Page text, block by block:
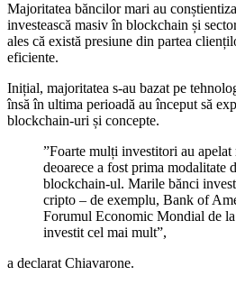
Majoritatea băncilor mari au
investească masiv în blockchain și
ales că există presiune din partea
eficiente.
Inițial, majoritatea s-au bazat pe
însă în ultima perioadă au început să
blockchain-uri și concepte.
”Foarte mulți investitori au
deoarece a fost prima modalitate
blockchain-ul. Marile bănci
cripto – de exemplu, Bank of
Forumul Economic Mondial de
investit cel mai mult”,
a declarat Chiavarone.